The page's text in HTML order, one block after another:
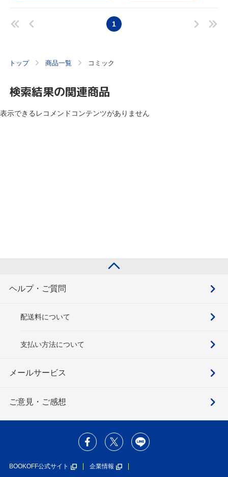
1
トップ 商品一覧 コミック
検索結果の関連商品
表示できるレコメンドコンテンツがありません
ヘルプ・ご質問
配送料について
支払い方法について
メールサービス
ご意見・ご感想
BOOKOFF公式サイト 企業情報